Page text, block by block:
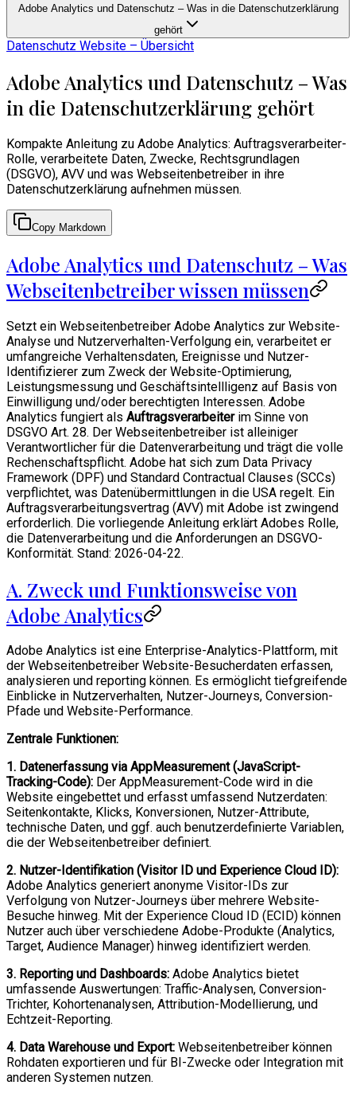
Adobe Analytics und Datenschutz – Was in die Datenschutzerklärung
gehört
Datenschutz Website – Übersicht
Adobe Analytics und Datenschutz – Was
in die Datenschutzerklärung gehört
Kompakte Anleitung zu Adobe Analytics: Auftragsverarbeiter-
Rolle, verarbeitete Daten, Zwecke, Rechtsgrundlagen
(DSGVO), AVV und was Webseitenbetreiber in ihre
Datenschutzerklärung aufnehmen müssen.
Copy Markdown
Adobe Analytics und Datenschutz – Was
Webseitenbetreiber wissen müssen
Setzt ein Webseitenbetreiber Adobe Analytics zur Website-
Analyse und Nutzerverhalten-Verfolgung ein, verarbeitet er
umfangreiche Verhaltensdaten, Ereignisse und Nutzer-
Identifizierer zum Zweck der Website-Optimierung,
Leistungsmessung und Geschäftsintellligenz auf Basis von
Einwilligung und/oder berechtigten Interessen. Adobe
Analytics fungiert als Auftragsverarbeiterim Sinne von
DSGVO Art. 28. Der Webseitenbetreiber ist alleiniger
Verantwortlicher für die Datenverarbeitung und trägt die volle
Rechenschaftspflicht. Adobe hat sich zum Data Privacy
Framework (DPF) und Standard Contractual Clauses (SCCs)
verpflichtet, was Datenübermittlungen in die USA regelt. Ein
Auftragsverarbeitungsvertrag (AVV) mit Adobe ist zwingend
erforderlich. Die vorliegende Anleitung erklärt Adobes Rolle,
die Datenverarbeitung und die Anforderungen an DSGVO-
Konformität. Stand: 2026-04-22.
A. Zweck und Funktionsweise von
Adobe Analytics
Adobe Analytics ist eine Enterprise-Analytics-Plattform, mit
der Webseitenbetreiber Website-Besucherdaten erfassen,
analysieren und reporting können. Es ermöglicht tiefgreifende
Einblicke in Nutzerverhalten, Nutzer-Journeys, Conversion-
Pfade und Website-Performance.
Zentrale Funktionen:
1. Datenerfassung via AppMeasurement (JavaScript-
Tracking-Code): Der AppMeasurement-Code wird in die
Website eingebettet und erfasst umfassend Nutzerdaten:
Seitenkontakte, Klicks, Konversionen, Nutzer-Attribute,
technische Daten, und ggf. auch benutzerdefinierte Variablen,
die der Webseitenbetreiber definiert.
2. Nutzer-Identifikation (Visitor ID und Experience Cloud ID):
Adobe Analytics generiert anonyme Visitor-IDs zur
Verfolgung von Nutzer-Journeys über mehrere Website-
Besuche hinweg. Mit der Experience Cloud ID (ECID) können
Nutzer auch über verschiedene Adobe-Produkte (Analytics,
Target, Audience Manager) hinweg identifiziert werden.
3. Reporting und Dashboards: Adobe Analytics bietet
umfassende Auswertungen: Traffic-Analysen, Conversion-
Trichter, Kohortenanalysen, Attribution-Modellierung, und
Echtzeit-Reporting.
4. Data Warehouse und Export: Webseitenbetreiber können
Rohdaten exportieren und für BI-Zwecke oder Integration mit
anderen Systemen nutzen.